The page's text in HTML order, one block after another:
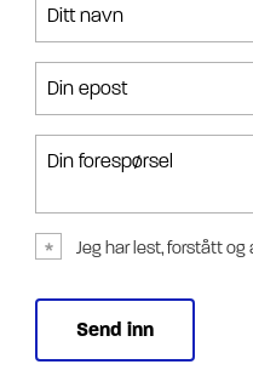
Ditt navn
Din epost
Din forespørsel
Jeg har lest, forstått